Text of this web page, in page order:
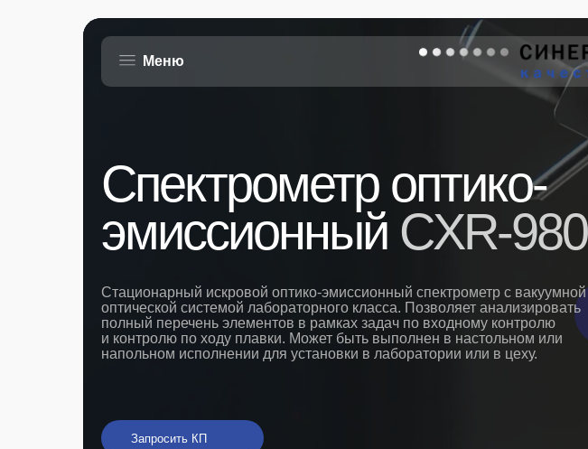
Меню
Спектрометр оптико-
эмиссионный CXR-980
Запросить КП
Меню
Стационарный искровой оптико-эмиссионный спектрометр с вакуумной
оптической системой лабораторного класса. Позволяет анализировать
полный перечень элементов в рамках задач по входному контролю
и контролю по ходу плавки. Может быть выполнен в настольном или
напольном исполнении для установки в лаборатории или в цеху.